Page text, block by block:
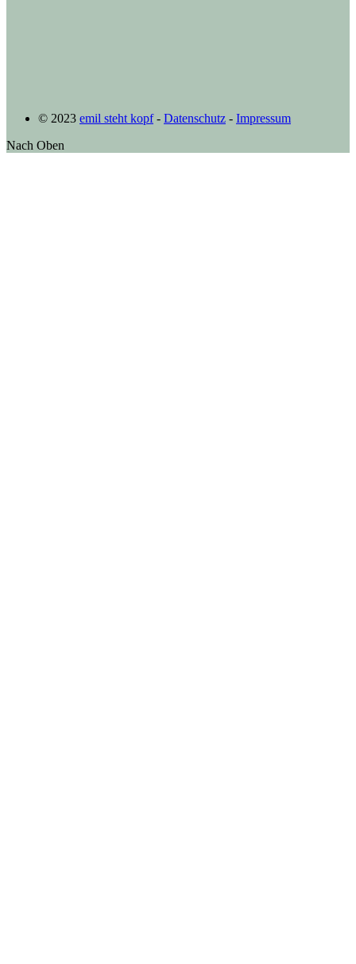
© 2023 emil steht kopf- Datenschutz - Impressum
Nach Oben